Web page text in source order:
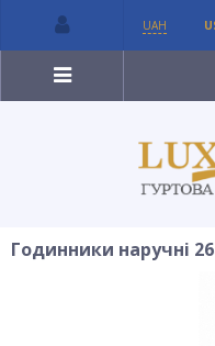
Годинники наручні
UAH